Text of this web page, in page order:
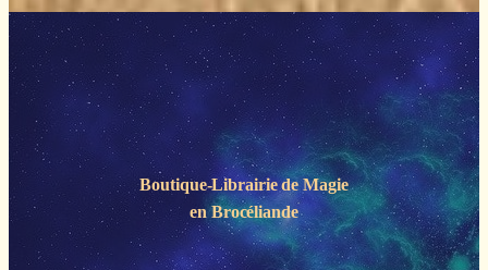
Boutique-Librairie deMagie
en Brocéliande